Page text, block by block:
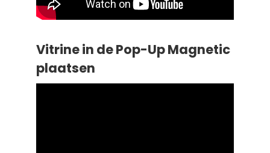
Vitrine in de Pop-Up Magnetic
plaatsen